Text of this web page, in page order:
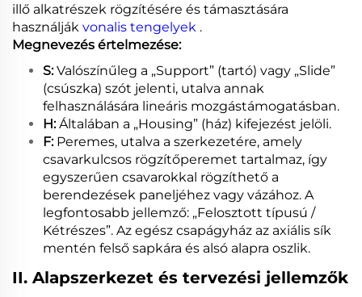
illő alkatrészek rögzítésére és támasztására
használják vonalis tengelyek .
Megnevezés értelmezése:
S:Valószínűleg a „Support” (tartó) vagy „Slide”
(csúszka) szót jelenti, utalva annak
felhasználására lineáris mozgástámogatásban.
H:Általában a „Housing” (ház) kifejezést jelöli.
F: Peremes, utalva a szerkezetére, amely
csavarkulcsos rögzítőperemet tartalmaz, így
egyszerűen csavarokkal rögzíthető a
berendezések paneljéhez vagy vázához. A
legfontosabb jellemző: „Felosztott típusú /
Kétrészes”. Az egész csapágyház az axiális sík
mentén felső sapkára és alsó alapra oszlik.
II. Alapszerkezet és tervezési jellemzők